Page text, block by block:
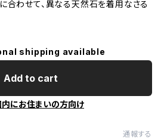
合わせて、異なる天然石を着用なさる
shipping available
Add to cart
内にお住まいの方向け
通報する